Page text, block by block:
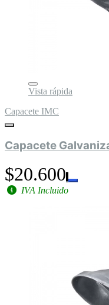
Vista rápida
Capacete IMC
Capacete
$20.600
IVA Incluido